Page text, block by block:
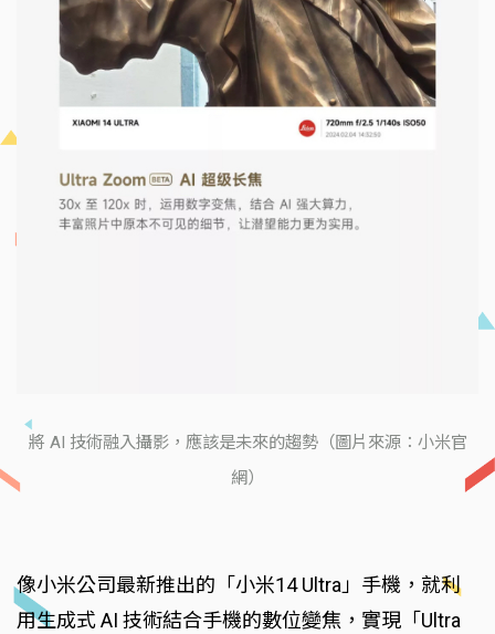
將 AI 技術融入攝影，應該是未來的趨勢（圖片來源：小米官
網）
像小米公司最新推出的「小米14 Ultra」手機，就利
用生成式 AI 技術結合手機的數位變焦，實現「Ultra